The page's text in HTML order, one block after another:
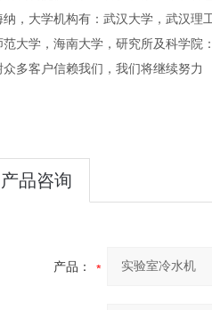
纳，大学机构有：武汉大学，武汉理
范大学，海南大学，研究所及科学院
众多客户信赖我们，我们将继续努力
产品咨询
产品：